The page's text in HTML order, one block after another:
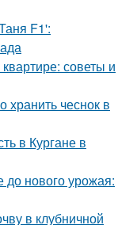
F1':
советы и
хранить чеснок в
в Кургане в
до нового урожая:
в клубничной